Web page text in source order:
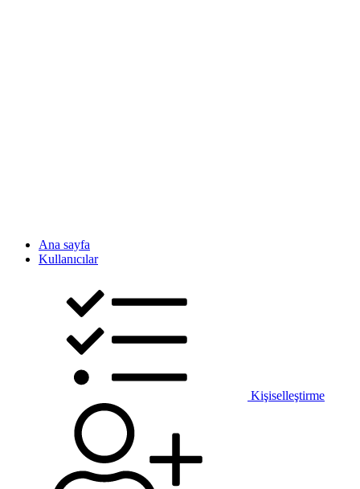
Ana sayfa
Kullanıcılar
Kişiselleştirme